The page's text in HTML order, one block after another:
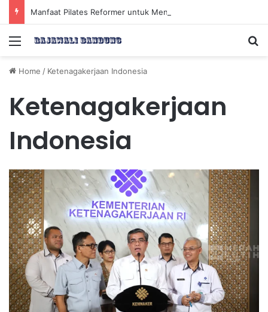
Menu
Home / Ketenagakerjaan Indonesia
Ketenagakerjaan
Indonesia